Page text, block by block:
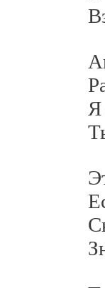
Я
Ты
Это